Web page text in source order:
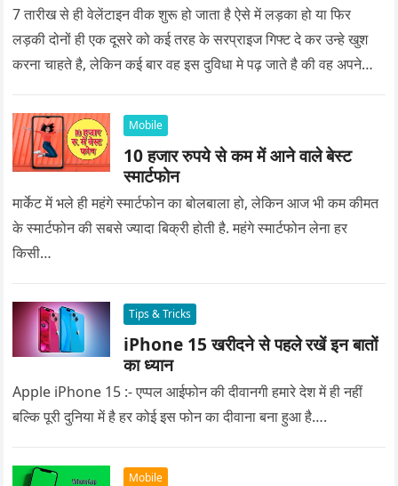
7 तारीख से ही वेलेंटाइन वीक शुरू हो जाता है ऐसे में लड़का हो या फिर
लड़की दोनों ही एक दूसरे को कई तरह के सरप्राइज गिफ्ट दे कर उन्हे खुश
करना चाहते है, लेकिन कई बार वह इस दुविधा मे पढ़ जाते है की वह अपने
Mobile
10 हजार रुपये से कम में आने वाले बेस्ट
स्मार्टफोन
मार्केट में भले ही महंगे स्मार्टफोन का बोलबाला हो, लेकिन आज भी कम कीमत
के स्मार्टफोन की सबसे ज्यादा बिक्री होती है. महंगे स्मार्टफोन लेना हर
किसी…
Tips & Tricks
iPhone 15 खरीदने से पहले रखें इन बातों
का ध्यान
Apple iPhone 15 :- एप्पल आईफोन की दीवानगी हमारे देश में ही नहीं
बल्कि पूरी दुनिया में है हर कोई इस फोन का दीवाना बना हुआ है….
Mobile